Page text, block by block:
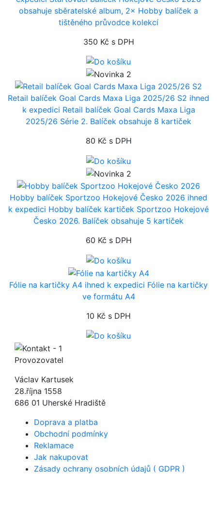
obsahuje sběratelské album, 2× Hobby balíček a
tištěného průvodce kolekcí
350 Kč s DPH
Retail balíček Goal Cards Maxa Liga 2025/26 S2 ihned
k expedici Retail balíček Goal Cards Maxa Liga
2025/26 Série 2. Balíček obsahuje 8 kartiček
80 Kč s DPH
Hobby balíček Sportzoo Hokejové Česko 2026 ihned
k expedici Hobby balíček kartiček Sportzoo Hokejové
Česko 2026. Balíček obsahuje 5 kartiček
60 Kč s DPH
Fólie na kartičky A4 ihned k expedici Fólie na kartičky
ve formátu A4
10 Kč s DPH
Provozovatel
Václav Kartusek
28.října 1558
686 01 Uherské Hradiště
Doprava a platba
Obchodní podmínky
Reklamace
Jak nakupovat
Zásady ochrany osobních údajů ( GDPR )